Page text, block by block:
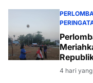
4 hari